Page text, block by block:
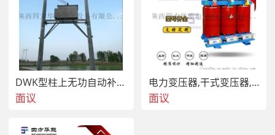
DWK型柱上无功自动补偿装置 无功自动补偿装置
面议
电力变压器,干式变压器,预装式变电站,干变
面议